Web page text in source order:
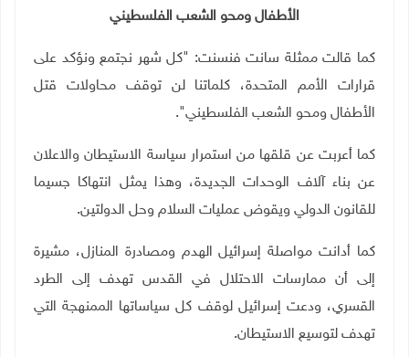
الأطفال ومحو الشعب الفلسطيني
كما قالت ممثلة سانت فنسنت: "كل شهر نجتمع ونؤكد على
قرارات الأمم المتحدة، كلماتنا لن توقف محاولات قتل
الأطفال ومحو الشعب الفلسطيني".
كما أعربت عن قلقها من استمرار سياسة الاستيطان والاعلان
عن بناء آلاف الوحدات الجديدة، وهذا يمثل انتهاكا جسيما
للقانون الدولي ويقوض عمليات السلام وحل الدولتين.
كما أدانت مواصلة إسرائيل الهدم ومصادرة المنازل، مشيرة
إلى أن ممارسات الاحتلال في القدس تهدف إلى الطرد
القسري، ودعت إسرائيل لوقف كل سياساتها الممنهجة التي
تهدف لتوسيع الاستيطان.